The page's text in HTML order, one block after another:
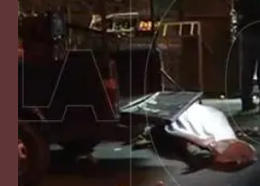
Attualità
Economia e lavoro
Italia Mondo
Sanità